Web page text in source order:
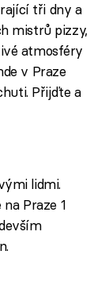
tři dny a
mistrů pizzy,
atmosféry
v Praze
Přijďte a
lidmi.
Praze 1